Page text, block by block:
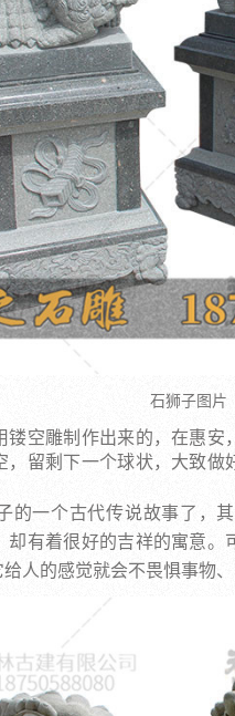
石狮子图片
镂空雕制作出来的，在惠
，留剩下一个球状，大致
的一个古代传说故事了，
却有着很好的吉祥的寓意
人的感觉就会不畏惧事物